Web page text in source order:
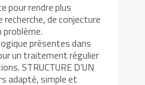
pour rendre plus
de conjecture
problème.
présentes dans
un traitement régulier
STRUCTURE D’UN
adapté, simple et